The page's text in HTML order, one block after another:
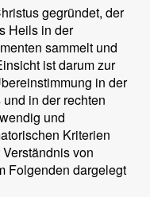
gegründet, der
Heils in der
sammelt und
ist darum zur
in der
in der rechten
und
Kriterien
von
Folgenden dargelegt